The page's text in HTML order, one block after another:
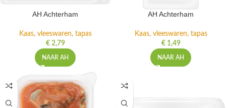
AH Achterham
Kaas, vleeswaren, tapas
€2,79
NAAR AH
AH Achterham
Kaas, vleeswaren, tapas
€1,49
NAAR AH